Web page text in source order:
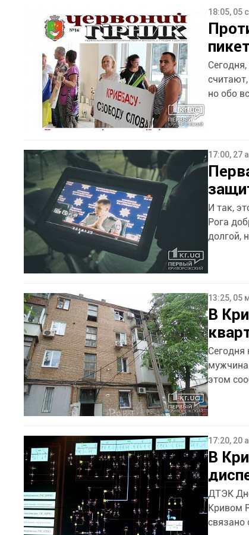
18:05, 05
Сегодня, 5
но обо
17:00, 27
И так,
Рога
долгой,
13:25, 05
В
Сегодня
этом
17:20, 20
В
ДТЭК
Кривом
связано